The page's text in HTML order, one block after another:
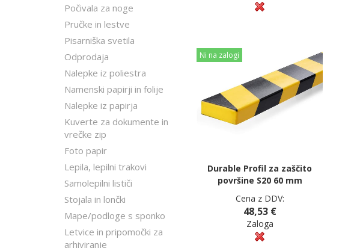
Počivala za noge
Pručke in lestve
Pisarniška svetila
Odprodaja
Nalepke iz poliestra
Namenski papirji in folije
Nalepke iz papirja
Kuverte za dokumente in
vrečke zip
Foto papir
Lepila, lepilni trakovi
Samolepilni lističi
Stojala in lončki
Mape/podloge s sponko
Letvice in pripomočki za
arhiviranje
Ni na zalogi
Durable Profil za zaščito
površine S20 60 mm
Cena z DDV:
48,53 €
Zaloga